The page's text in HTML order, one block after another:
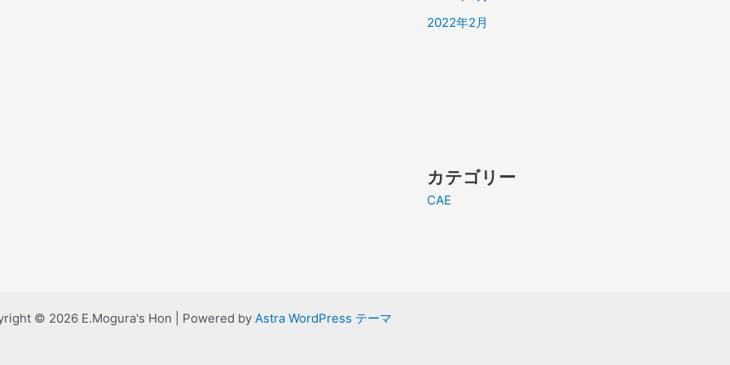
2022年2月
カテゴリー
CAE
© 2026 E.Mogura's Hon | Powered by Astra WordPress テーマ